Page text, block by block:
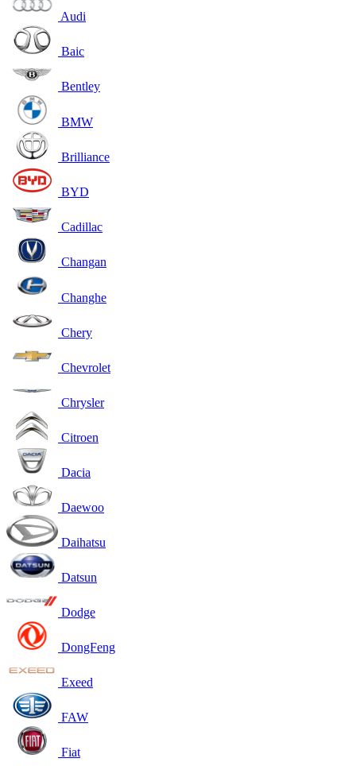
Audi
Baic
Bentley
BMW
Brilliance
BYD
Cadillac
Changan
Changhe
Chery
Chevrolet
Chrysler
Citroen
Dacia
Daewoo
Daihatsu
Datsun
Dodge
DongFeng
Exeed
FAW
Fiat